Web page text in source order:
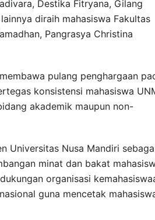
Destika Fitryana, Gilang
diraih mahasiswa Fakultas
Pangrasya Christina
pulang penghargaan
konsistensi mahasiswa
akademik maupun non-
Universitas Nusa Mandiri
minat dan bakat
organisasi
guna mencetak